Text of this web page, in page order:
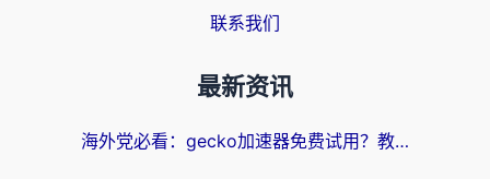
联系我们
最新资讯
海外党必看：gecko加速器免费试用？教你选对回国加速器，无缝刷国内剧玩游戏